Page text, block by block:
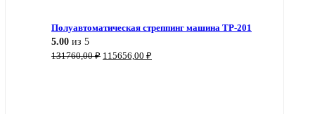
Полуавтоматическая стреппинг машина TP-201
5.00 из 5
131760,00₽ Первоначальная
115656,00 ₽